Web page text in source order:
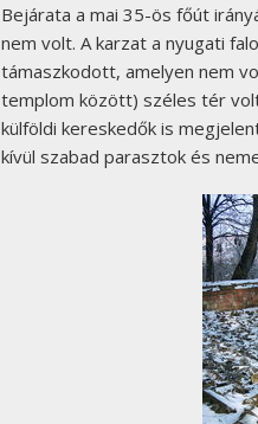
Bejárata a mai 35-ös főút
nem volt. A karzat a nyugati
támaszkodott, amelyen nem
templom között) széles tér
külföldi kereskedők is
kívül szabad parasztok és